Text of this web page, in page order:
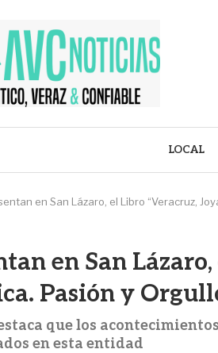
LOCAL
en San Lázaro, el Libro “Veracruz,
en San
Pasión y
que los
en esta entidad